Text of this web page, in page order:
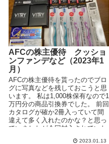
AFCの株主優待 クッショ
ンファンデなど（2023年1
月）
AFCの株主優待を貰ったのでブロ
グに写真などを残しておこうと思
います。 私は1,000株保有なので1
万円分の商品引換券でした。 前回
カタログが確か2冊入っていて間
違えて多く入れたのかな？と思っ
ていましたが今回封入されていた
2023.01.13